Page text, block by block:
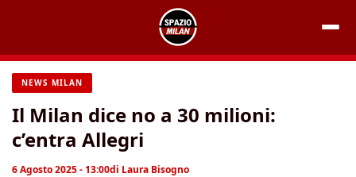
contenuto
NEWS MILAN
Il Milan dice no a 30 milioni:
c’entra Allegri
6 Agosto 2025 - 13:00di Laura Bisogno